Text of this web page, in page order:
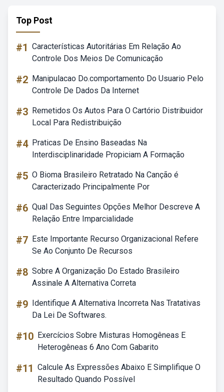
Top Post
#1 Características Autoritárias Em Relação Ao
Controle Dos Meios De Comunicação
#2 Manipulacao Do.comportamento Do Usuario Pelo
Controle De Dados Da Internet
#3 Remetidos Os Autos Para O Cartório Distribuidor
Local Para Redistribuição
#4 Praticas De Ensino Baseadas Na
Interdisciplinaridade Propiciam A Formação
#5 O Bioma Brasileiro Retratado Na Canção é
Caracterizado Principalmente Por
#6 Qual Das Seguintes Opções Melhor Descreve A
Relação Entre Imparcialidade
#7 Este Importante Recurso Organizacional Refere
Se Ao Conjunto De Recursos
#8 Sobre A Organização Do Estado Brasileiro
Assinale A Alternativa Correta
#9 Identifique A Alternativa Incorreta Nas Tratativas
Da Lei De Softwares.
#10 Exercícios Sobre Misturas Homogêneas E
Heterogêneas 6 Ano Com Gabarito
#11 Calcule As Expressões Abaixo E Simplifique O
Resultado Quando Possível